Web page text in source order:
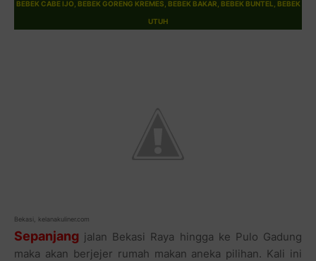
BEBEK CABE IJO, BEBEK GORENG KREMES, BEBEK BAKAR, BEBEK BUNTEL, BEBEK
UTUH
Bekasi, kelanakuliner.com
Sepanjang jalan Bekasi Raya hingga ke Pulo Gadung
maka akan berjejer rumah makan aneka pilihan. Kali ini